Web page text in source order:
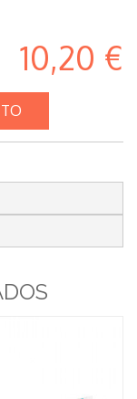
10,20 €